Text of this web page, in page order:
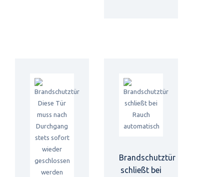
Brandschutztür
schließt bei